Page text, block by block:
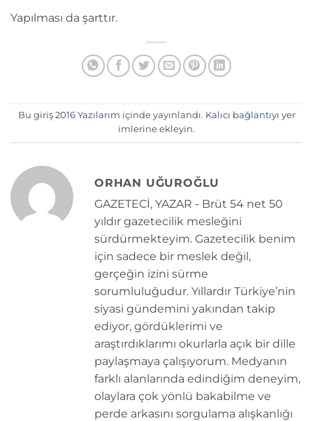
Yapılması da şarttır.
Bu giriş 2016 Yazılarım içinde yayınlandı. Kalıcı bağlantıyı yer
imlerine ekleyin.
ORHAN UĞUROĞLU
GAZETECİ, YAZAR - Brüt 54 net 50
yıldır gazetecilik mesleğini
sürdürmekteyim. Gazetecilik benim
için sadece bir meslek değil,
gerçeğin izini sürme
sorumluluğudur. Yıllardır Türkiye’nin
siyasi gündemini yakından takip
ediyor, gördüklerimi ve
araştırdıklarımı okurlarla açık bir dille
paylaşmaya çalışıyorum. Medyanın
farklı alanlarında edindiğim deneyim,
olaylara çok yönlü bakabilme ve
perde arkasını sorgulama alışkanlığı